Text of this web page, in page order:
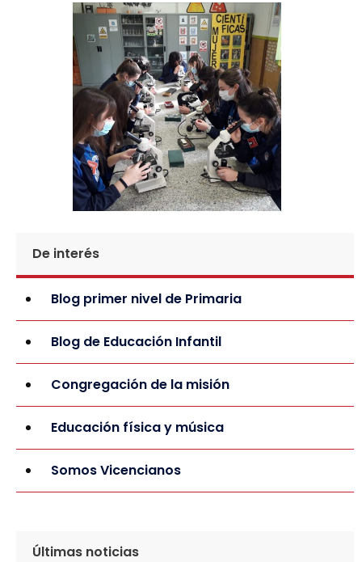
De interés
Blog primer nivel de Primaria
Blog de Educación Infantil
Congregación de la misión
Educación física y música
Somos Vicencianos
Últimas noticias